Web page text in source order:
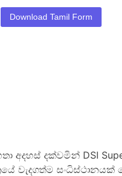
Download Tamil Form
අදහස් දක්වමින් DSI
වැදගත්ම